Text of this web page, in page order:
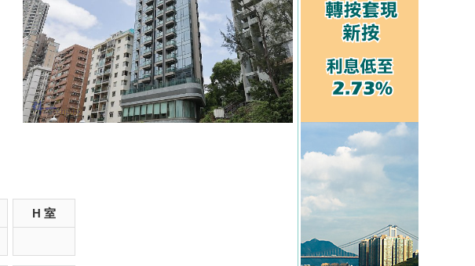
H 室